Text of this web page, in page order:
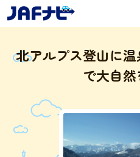
北アルプス登山に
で大自然